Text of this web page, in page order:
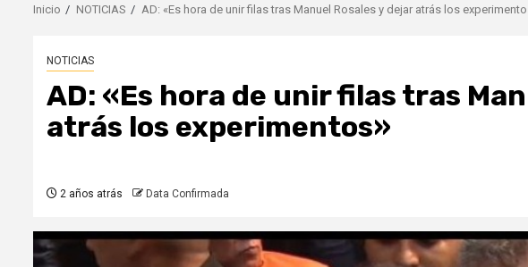
Inicio NOTICIAS AD: «Es hora de unir filas tras Manuel Rosales y dejar atrás los
NOTICIAS
AD: «Es hora de unir filas tras
atrás los experimentos»
2 años atrás Data Confirmada